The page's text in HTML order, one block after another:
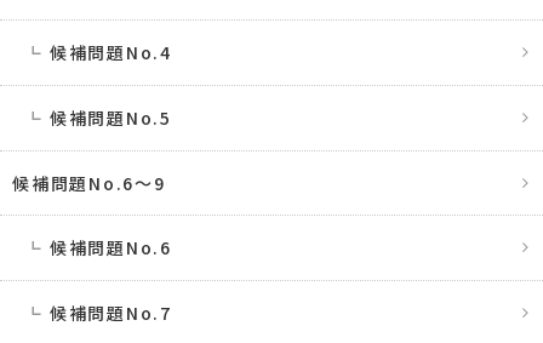
候補問題No.4
候補問題No.5
候補問題No.6〜9
候補問題No.6
候補問題No.7